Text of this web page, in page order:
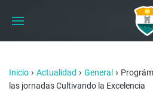
Inicio › Actualidad › General ›
las jornadas Cultivando la Excelencia